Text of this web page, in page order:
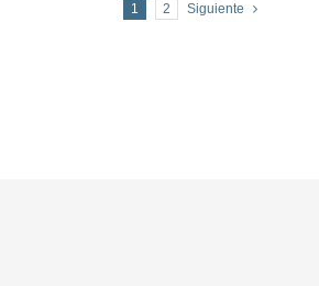
1 2 Siguiente